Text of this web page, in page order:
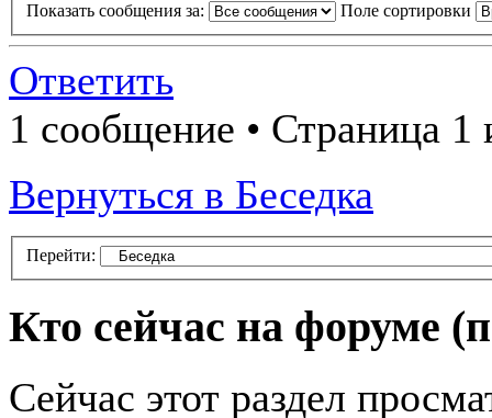
Показать сообщения за: Поле сортировки
Ответить
1 сообщение • Страница 1
Вернуться в Беседка
Перейти:
Кто сейчас на форуме
Сейчас этот раздел